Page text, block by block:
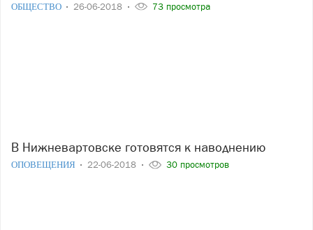
ОБЩЕСТВО 26-06-2018 73 просмотра
В Нижневартовске готовятся к наводнению
ОПОВЕЩЕНИЯ 22-06-2018 30 просмотров